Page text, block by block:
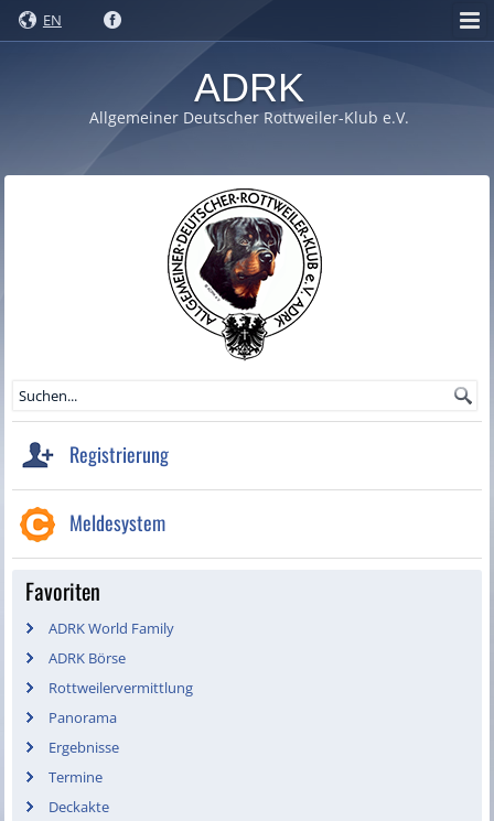
EN
ADRK
Allgemeiner Deutscher Rottweiler-Klub e.V.
Registrierung
Meldesystem
Favoriten
ADRK World Family
ADRK Börse
Rottweilervermittlung
Panorama
Ergebnisse
Termine
Deckakte